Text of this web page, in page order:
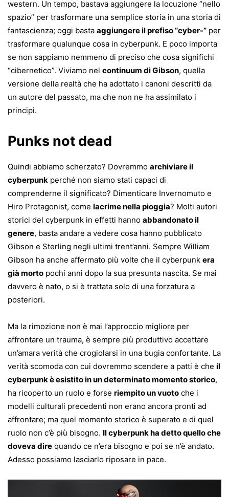
western. Un tempo, bastava aggiungere la locuzione “nello
spazio” per trasformare una semplice storia in una storia di
fantascienza; oggi basta aggiungere il prefiso “cyber-” per
trasformare qualunque cosa in cyberpunk. E poco importa
se non sappiamo nemmeno di preciso che cosa significhi
“cibernetico”. Viviamo nel continuum di Gibson, quella
versione della realtà che ha adottato i canoni descritti da
un autore del passato, ma che non ne ha assimilato i
principi.
Punks not dead
Quindi abbiamo scherzato? Dovremmo archiviare il
cyberpunk perché non siamo stati capaci di
comprenderne il significato? Dimenticare Invernomuto e
Hiro Protagonist, come lacrime nella pioggia? Molti autori
storici del cyberpunk in effetti hanno abbandonato il
genere, basta andare a vedere cosa hanno pubblicato
Gibson e Sterling negli ultimi trent’anni. Sempre William
Gibson ha anche affermato più volte che il cyberpunk era
già morto pochi anni dopo la sua presunta nascita. Se mai
davvero è nato, o si è trattata solo di una forzatura a
posteriori.
Ma la rimozione non è mai l’approccio migliore per
affrontare un trauma, è sempre più produttivo accettare
un’amara verità che crogiolarsi in una bugia confortante. La
verità scomoda con cui dovremmo scendere a patti è che il
cyberpunk è esistito in un determinato momento storico,
ha ricoperto un ruolo e forse riempito un vuoto che i
modelli culturali precedenti non erano ancora pronti ad
affrontare; ma quel momento storico è superato e di quel
ruolo non c’è più bisogno. Il cyberpunk ha detto quello che
doveva dire quando ce n’era bisogno e poi se n’è andato.
Adesso possiamo lasciarlo riposare in pace.